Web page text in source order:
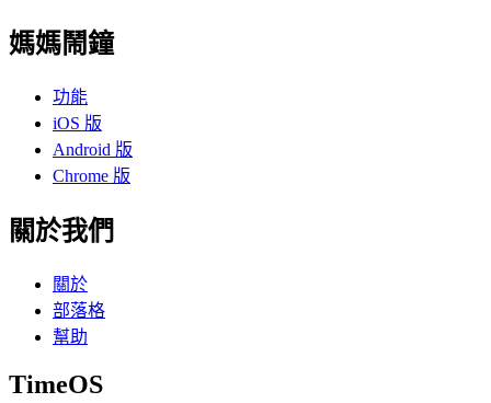
媽媽鬧鐘
功能
iOS 版
Android 版
Chrome 版
關於我們
關於
部落格
幫助
TimeOS